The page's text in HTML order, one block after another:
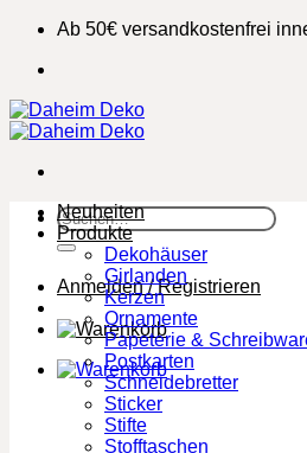
Zum
springen
Ab 50€ versandkostenfrei
Suchen
nach:
Anmelden / Registrieren
Neuheiten
Produkte
Dekohäuser
Girlanden
Kerzen
Ornamente
Papeterie &
Postkarten
Schneidebretter
Sticker
Stifte
Stofftaschen